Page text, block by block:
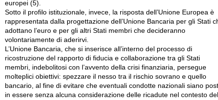
europei (5).
Sotto il profilo istituzionale, invece, la risposta dell’Unione Europea è
rappresentata dalla progettazione dell’Unione Bancaria per gli Stati
adottano l’euro e per gli altri Stati membri che decideranno
volontariamente di aderirvi.
L’Unione Bancaria, che si inserisce all’interno del processo di
ricostruzione del rapporto di fiducia e collaborazione tra gli Stati
membri, indebolitosi con l’avvento della crisi finanziaria, persegue
molteplici obiettivi: spezzare il nesso tra il rischio sovrano e quello
bancario, al fine di evitare che eventuali condotte nazionali siano
in essere senza alcuna considerazione delle ricadute nel contesto del